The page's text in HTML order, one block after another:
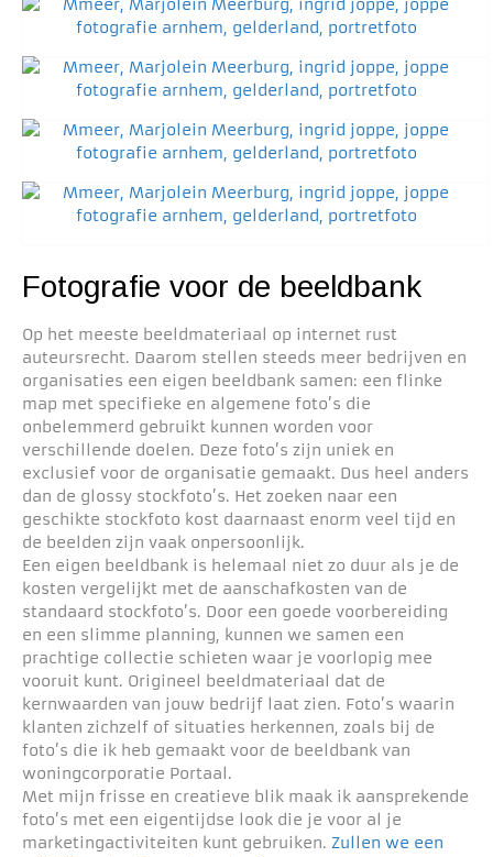
Fotografie voor de beeldbank
Op het meeste beeldmateriaal op internet rust
auteursrecht. Daarom stellen steeds meer bedrijven en
organisaties een eigen beeldbank samen: een flinke
map met specifieke en algemene foto’s die
onbelemmerd gebruikt kunnen worden voor
verschillende doelen. Deze foto’s zijn uniek en
exclusief voor de organisatie gemaakt. Dus heel anders
dan de glossy stockfoto’s. Het zoeken naar een
geschikte stockfoto kost daarnaast enorm veel tijd en
de beelden zijn vaak onpersoonlijk.
Een eigen beeldbank is helemaal niet zo duur als je de
kosten vergelijkt met de aanschafkosten van de
standaard stockfoto’s. Door een goede voorbereiding
en een slimme planning, kunnen we samen een
prachtige collectie schieten waar je voorlopig mee
vooruit kunt. Origineel beeldmateriaal dat de
kernwaarden van jouw bedrijf laat zien. Foto’s waarin
klanten zichzelf of situaties herkennen, zoals bij de
foto’s die ik heb gemaakt voor de beeldbank van
woningcorporatie Portaal.
Met mijn frisse en creatieve blik maak ik aansprekende
foto’s met een eigentijdse look die je voor al je
marketingactiviteiten kunt gebruiken. Zullen we een